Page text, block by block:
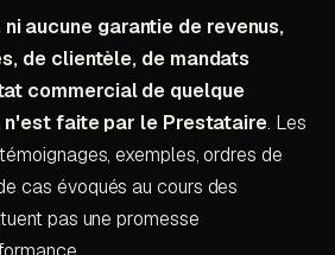
aucune garantie de revenus,
de clientèle, de mandats
commercial de quelque
n'est faite par le Prestataire. Les
exemples, ordres de
cas évoqués au cours des
pas une promesse